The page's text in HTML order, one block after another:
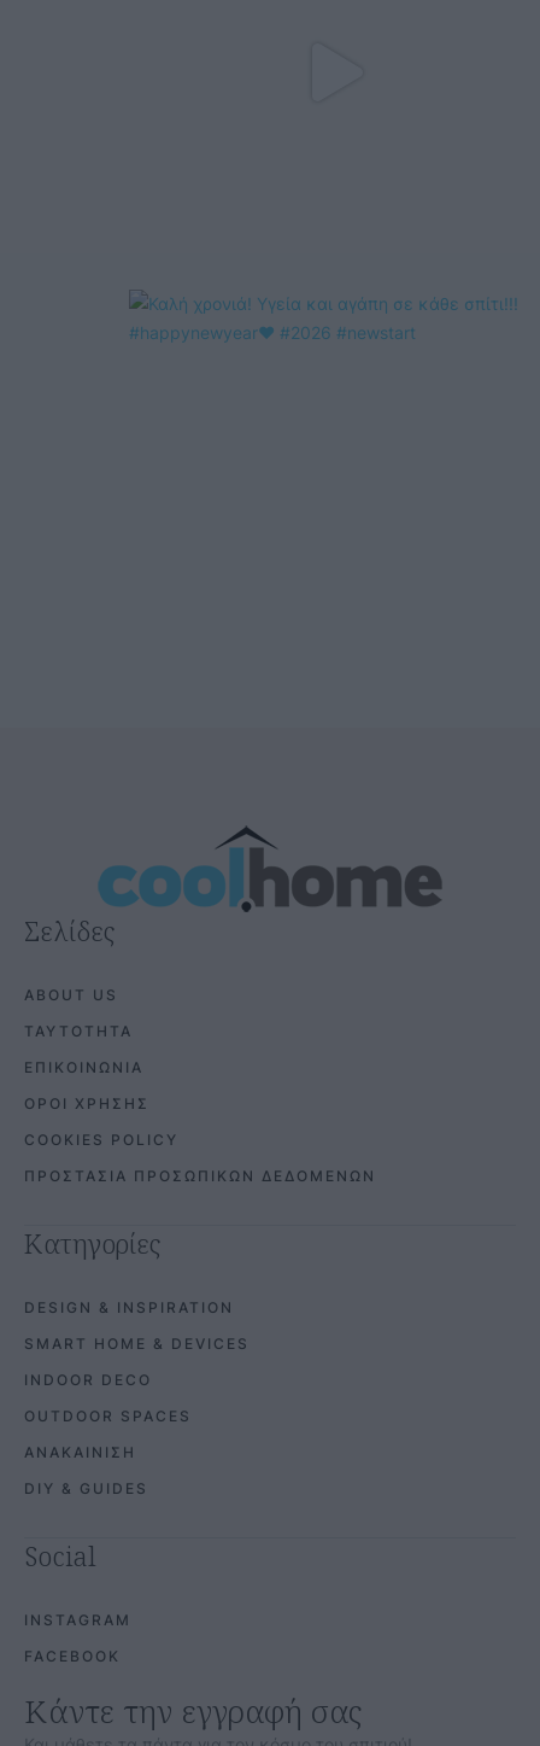
Σελίδες
ABOUT US
ΤΑΥΤΟΤΗΤΑ
ΕΠΙΚΟΙΝΩΝΙΑ
ΟΡΟΙ ΧΡΗΣΗΣ
COOKIES POLICY
ΠΡΟΣΤΑΣΙΑ ΠΡΟΣΩΠΙΚΩΝ ΔΕΔΟΜΕΝΩΝ
Κατηγορίες
DESIGN & INSPIRATION
SMART HOME & DEVICES
INDOOR DECO
OUTDOOR SPACES
ΑΝΑΚΑΙΝΙΣΗ
DIY & GUIDES
Social
INSTAGRAM
FACEBOOK
Κάντε την εγγραφή σας